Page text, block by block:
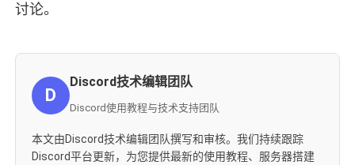
讨论。
D
Discord技术编辑团队
Discord使用教程与技术支持团队
本文由Discord技术编辑团队撰写和审核。我们持续跟踪
Discord平台更新，为您提供最新的使用教程、服务器搭建